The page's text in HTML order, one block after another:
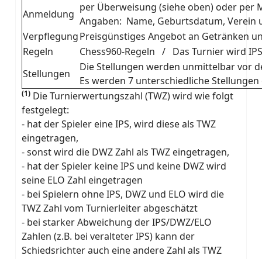
Anmeldung
per Überweisung (siehe oben) oder per
Angaben: Name, Geburtsdatum, Verein
VerpflegungPreisgünstiges Angebot an Getränken
Regeln
Chess960-Regeln / Das Turnier wird
Stellungen
Die Stellungen werden unmittelbar vor
Es werden 7 unterschiedliche
(1) Die Turnierwertungszahl (TWZ) wird wie folgt
festgelegt:
- hat der Spieler eine IPS, wird diese als TWZ
eingetragen,
- sonst wird die DWZ Zahl als TWZ eingetragen,
- hat der Spieler keine IPS und keine DWZ wird
seine ELO Zahl eingetragen
- bei Spielern ohne IPS, DWZ und ELO wird die
TWZ Zahl vom Turnierleiter abgeschätzt
- bei starker Abweichung der IPS/DWZ/ELO
Zahlen (z.B. bei veralteter IPS) kann der
Schiedsrichter auch eine andere Zahl als TWZ